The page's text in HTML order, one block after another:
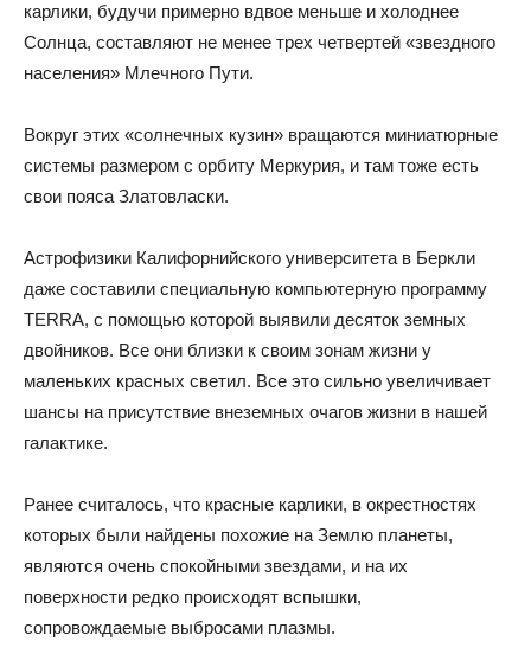
карлики, будучи примерно вдвое меньше и холоднее
Солнца, составляют не менее трех четвертей «звездного
населения» Млечного Пути.
Вокруг этих «солнечных кузин» вращаются миниатюрные
системы размером с орбиту Меркурия, и там тоже есть
свои пояса Златовласки.
Астрофизики Калифорнийского университета в Беркли
даже составили специальную компьютерную программу
TERRA, с помощью которой выявили десяток земных
двойников. Все они близки к своим зонам жизни у
маленьких красных светил. Все это сильно увеличивает
шансы на присутствие внеземных очагов жизни в нашей
галактике.
Ранее считалось, что красные карлики, в окрестностях
которых были найдены похожие на Землю планеты,
являются очень спокойными звездами, и на их
поверхности редко происходят вспышки,
сопровождаемые выбросами плазмы.